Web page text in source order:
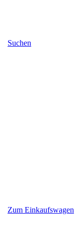
Suchen
Zum Einkaufswagen